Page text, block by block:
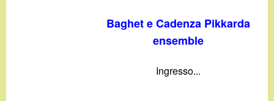
Baghet e Cadenza Pikkarda
ensemble
Ingresso...